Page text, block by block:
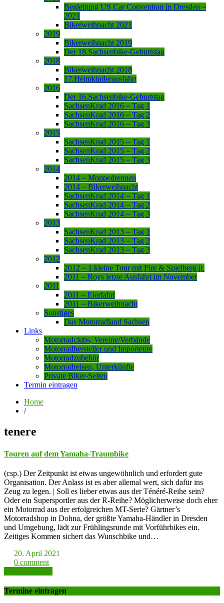
Begleitung US Car Convention in Dresden –
2021
Bikerweihnacht 2021
2019
Bikerweihnacht 2019
Der 18.Sachsenbike-Geburtstag
2018
Bikerweihnacht 2018
17.Heimkinderausfahrt
2016
Der 16.Sachsenbike-Geburtstag
SachsenKrad 2016 – Tag 1
SachsenKrad 2016 – Tag 2
SachsenKrad 2016 – Tag 3
2015
SachsenKrad 2015 – Tag 1
SachsenKrad 2015 – Tag 2
SachsenKrad 2015 – Tag 3
2014
2014 – Moppedrennen
2014 – Bikerweihnacht
SachsenKrad 2014 – Tag 1
SachsenKrad 2014 – Tag 2
SachsenKrad 2014 – Tag 3
2013
SachsenKrad 2013 – Tag 1
SachsenKrad 2013 – Tag 2
SachsenKrad 2013 – Tag 3
2012
2012 – 1.kleine Tour mit Fire & Spielberg jr.
2011 – Roys letzte Ausfahrt im November
2011
2011 – Eierfahrt
2011 – Bikerweihnacht
Sonstiges
Das Motorradland Sachsen
Links
Motorradclubs, Vereine/Verbände
Motorradhersteller und Importeure
Motorradzubehör
Motorradreisen, Unterkünfte
Private Biker-Seiten
Termin eintragen
Home
/
tenere
Touren auf dem Yamaha-Traumbike
(csp.) Der Zeitpunkt ist etwas ungewöhnlich und erfordert gute
Organisation. Der Anlass ist es aber allemal wert, sich dafür ins
Zeug zu legen. | Soll es lieber etwas aus der Ténéré-Reihe sein?
Oder ein Supersportler aus der R-Reihe? Möglicherweise doch eher
ein Motorrad aus der erfolgreichen MT-Serie? Gärtner’s
Motorradshop in Dohna, der größte Yamaha-Händler in Dresden
und Umgebung, lädt zur Frühlingsrunde mit Vorführbikes ein.
Zeitiges Kommen sichert das Wunschbike und…
20. April 2021
0 comment
Termine eintragen